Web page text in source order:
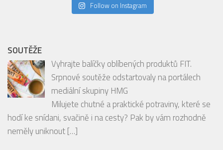
Follow on Instagram
SOUTĚŽE
Vyhrajte balíčky oblíbených produktů FIT.
Srpnové soutěže odstartovaly na portálech
mediální skupiny HMG
Milujete chutné a praktické potraviny, které se
hodí ke snídani, svačině i na cesty? Pak by vám rozhodně
neměly uniknout[…]